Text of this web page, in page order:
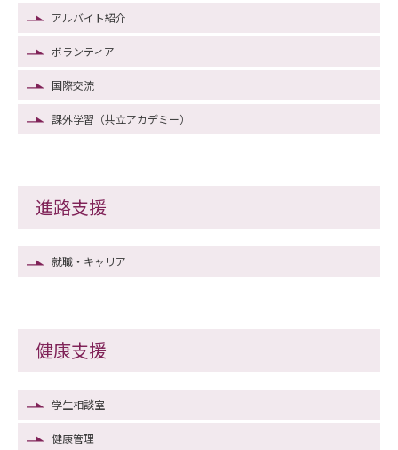
アルバイト紹介
ボランティア
国際交流
課外学習（共立アカデミー）
進路支援
就職・キャリア
健康支援
学生相談室
健康管理